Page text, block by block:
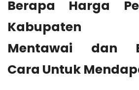
Berapa Harga
Kabupaten
Mentawai dan
Cara Untuk